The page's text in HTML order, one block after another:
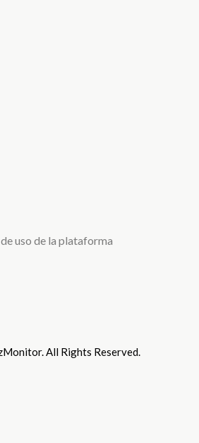
uso de la plataforma
All Rights Reserved.